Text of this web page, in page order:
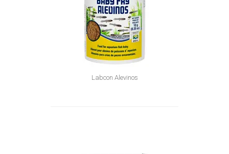
Labcon Alevinos